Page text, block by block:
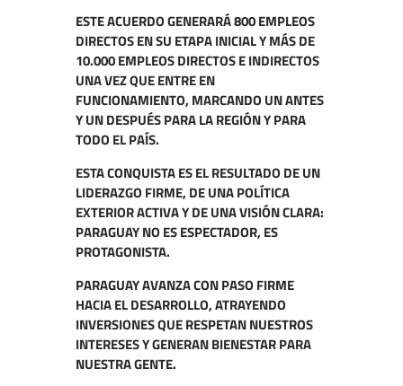
ESTE ACUERDO GENERARÁ 800 EMPLEOS
DIRECTOS EN SU ETAPA INICIAL Y MÁS DE
10.000 EMPLEOS DIRECTOS E INDIRECTOS
UNA VEZ QUE ENTRE EN
FUNCIONAMIENTO, MARCANDO UN ANTES
Y UN DESPUÉS PARA LA REGIÓN Y PARA
TODO EL PAÍS.
ESTA CONQUISTA ES EL RESULTADO DE UN
LIDERAZGO FIRME, DE UNA POLÍTICA
EXTERIOR ACTIVA Y DE UNA VISIÓN CLARA:
PARAGUAY NO ES ESPECTADOR, ES
PROTAGONISTA.
PARAGUAY AVANZA CON PASO FIRME
HACIA EL DESARROLLO, ATRAYENDO
INVERSIONES QUE RESPETAN NUESTROS
INTERESES Y GENERAN BIENESTAR PARA
NUESTRA GENTE.